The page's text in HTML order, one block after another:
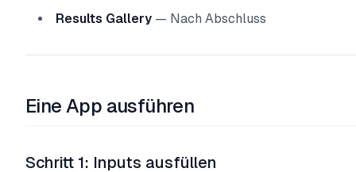
Results Gallery — Nach Abschluss
Eine App ausführen
Schritt 1: Inputs ausfüllen